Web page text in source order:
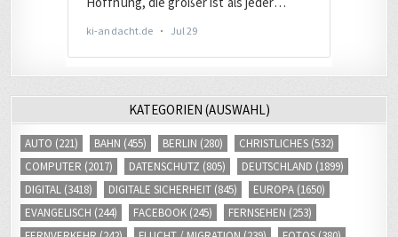
AUTO(221) BAHN(455) BERLIN(280) CHRISTLICHES(532)
COMPUTER
(2017) DATENSCHUTZ (805) DEUTSCHLAND(1899)
DIGITAL (3418) DIGITALE SICHERHEIT(845) EUROPA(1650)
EVANGELISCH (244) FACEBOOK(245) FERNSEHEN(253)
FERNVERKEHR(242) FLUCHT / MIGRATION(239) FOTOS